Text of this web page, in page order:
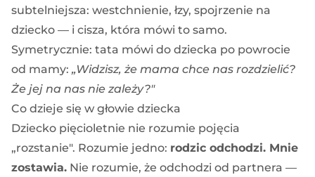
subtelniejsza: westchnienie, łzy, spojrzenie na
dziecko — i cisza, która mówi to samo.
Symetrycznie: tata mówi do dziecka po powrocie
od mamy: „Widzisz, że mama chce nas rozdzielić?
Że jej na nas nie zależy?"
Co dzieje się w głowie dziecka
Dziecko pięcioletnie nie rozumie pojęcia
„rozstanie". Rozumie jedno: rodzic odchodzi. Mnie
zostawia. Nie rozumie, że odchodzi od partnera —